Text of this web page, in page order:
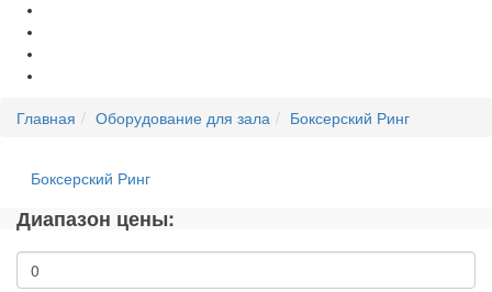
Главная Оборудование для зала Боксерский Ринг
Боксерский Ринг
Диапазон цены: